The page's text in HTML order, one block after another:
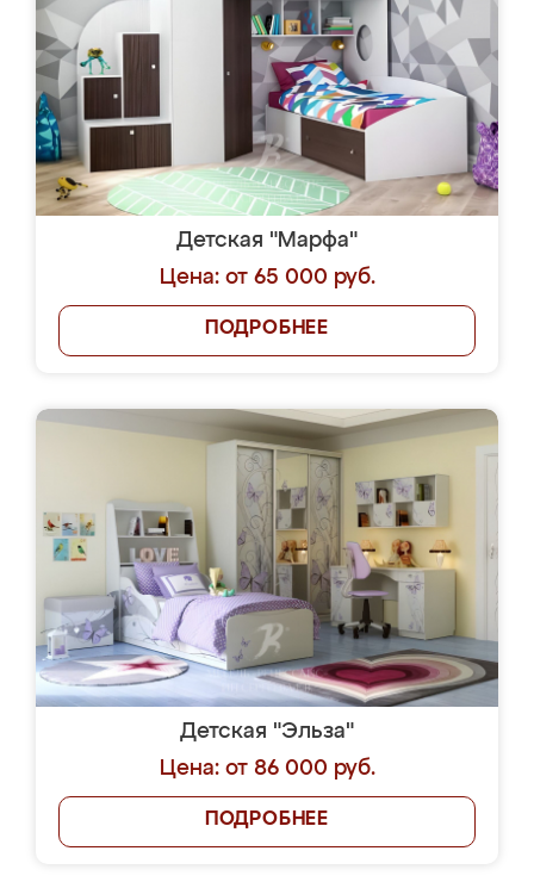
Детская "Марфа"
Цена: от 65 000 руб.
ПОДРОБНЕЕ
Детская "Эльза"
Цена: от 86 000 руб.
ПОДРОБНЕЕ